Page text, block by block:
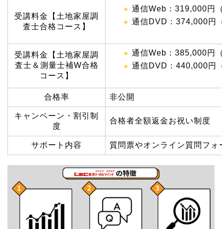
受講料金【土地家屋調
査士合格コース】
通信Web：319,000円
通信DVD：374,000円
受講料金【土地家屋調
査士＆測量士補W合格
コース】
通信Web：385,000円
通信DVD：440,000円
合格率 非公開
キャンペーン・割引制
度
合格者全額返金お祝い制度
サポート内容 質問票やオンライン質問フ